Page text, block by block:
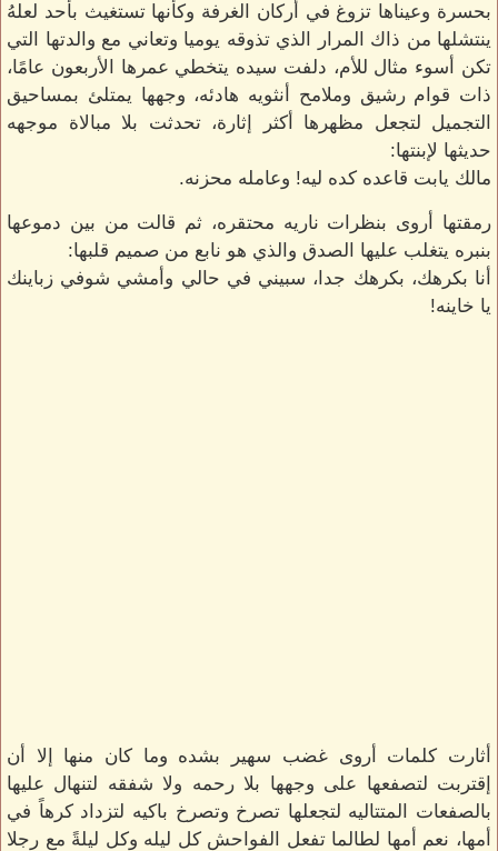
بحسرة وعيناها تزوغ في أركان الغرفة وكأنها تستغيث بأحد لعلهُ
ينتشلها من ذاك المرار الذي تذوقه يوميا وتعاني مع والدتها التي
تكن أسوء مثال للأم، دلفت سيده يتخطي عمرها الأربعون عامًا،
ذات قوام رشيق وملامح أنثويه هادئه، وجهها يمتلئ بمساحيق
التجميل لتجعل مظهرها أكثر إثارة، تحدثت بلا مبالاة موجهه
حديثها لإبنتها:
مالك يابت قاعده كده ليه! وعامله محزنه.
رمقتها أروى بنظرات ناريه محتقره، ثم قالت من بين دموعها
بنبره يتغلب عليها الصدق والذي هو نابع من صميم قلبها:
أنا بكرهك، بكرهك جدا، سبيني في حالي وأمشي شوفي زباينك
يا خاينه!
أثارت كلمات أروى غضب سهير بشده وما كان منها إلا أن
إقتربت لتصفعها على وجهها بلا رحمه ولا شفقه لتنهال عليها
بالصفعات المتتاليه لتجعلها تصرخ وتصرخ باكيه لتزداد كرهاً في
أمها، نعم أمها لطالما تفعل الفواحش كل ليله وكل ليلةً مع رجلا